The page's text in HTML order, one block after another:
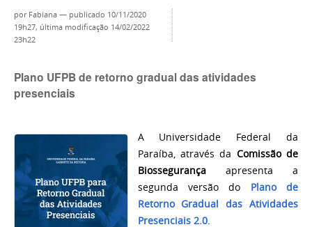
por Fabiana — publicado 10/11/2020
19h27, última modificação 14/02/2022
23h22
Plano UFPB de retorno gradual das atividades
presenciais
A Universidade Federal da
Paraíba, através da Comissão de
Biossegurançaapresenta a
segunda versão do Plano de
Retorno Gradual das Atividades
Presenciais 2.0.